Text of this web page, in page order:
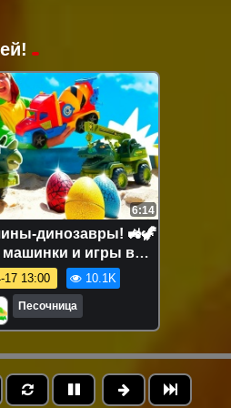
6:14
динозавры! 🚜🦖
машинки и игры в
для детей
17 13:00 10.1K
Песочница